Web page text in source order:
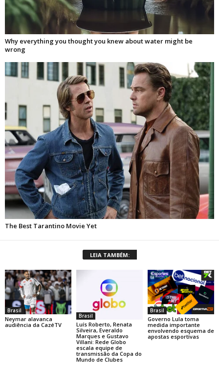
LEIA TAMBÉM:
Brasil
Neymar alavanca
audiência da CazéTV
Brasil
Luís Roberto, Renata
Silveira, Everaldo
Marques e Gustavo
Villani: Rede Globo
escala equipe de
transmissão da Copa do
Mundo de Clubes
Brasil
Governo Lula toma
medida importante
envolvendo esquema de
apostas esportivas